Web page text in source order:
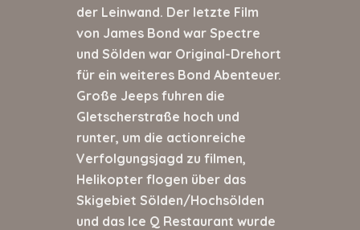
der Leinwand. Der letzte Film
von James Bond war Spectre
und Sölden war Original-Drehort
für ein weiteres Bond Abenteuer.
Große Jeeps fuhren die
Gletscherstraße hoch und
runter, um die actionreiche
Verfolgungsjagd zu filmen,
Helikopter flogen über das
Skigebiet Sölden/Hochsölden
und das Ice Q Restaurant wurde